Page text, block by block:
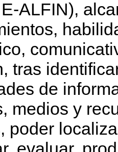
ALFIN),
tras
de
medios y
poder